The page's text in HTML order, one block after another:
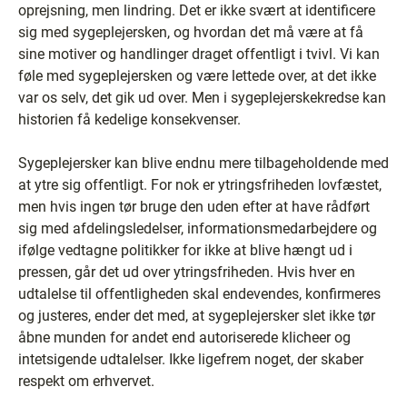
oprejsning, men lindring. Det er ikke svært at identificere
sig med sygeplejersken, og hvordan det må være at få
sine motiver og handlinger draget offentligt i tvivl. Vi kan
føle med sygeplejersken og være lettede over, at det ikke
var os selv, det gik ud over. Men i sygeplejerskekredse kan
historien få kedelige konsekvenser.
Sygeplejersker kan blive endnu mere tilbageholdende med
at ytre sig offentligt. For nok er ytringsfriheden lovfæstet,
men hvis ingen tør bruge den uden efter at have rådført
sig med afdelingsledelser, informationsmedarbejdere og
ifølge vedtagne politikker for ikke at blive hængt ud i
pressen, går det ud over ytringsfriheden. Hvis hver en
udtalelse til offentligheden skal endevendes, konfirmeres
og justeres, ender det med, at sygeplejersker slet ikke tør
åbne munden for andet end autoriserede klicheer og
intetsigende udtalelser. Ikke ligefrem noget, der skaber
respekt om erhvervet.